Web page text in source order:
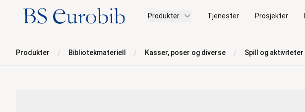
BS Eurobib Produkter Tjenester Prosjekter
Produkter Bibliotekmateriell Kasser, poser og diverse Spill og aktiviteter